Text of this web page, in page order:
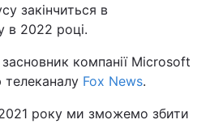
Політика
Світ
закінчиться в
в 2022 році.
компанії Microsoft
телеканалу Fox News.
року ми зможемо збити